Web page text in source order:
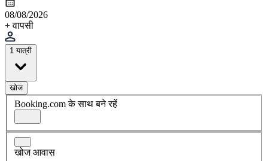
08/08/2026
+ वापसी
1 यात्री
खोज
Booking.com के साथ बने रहें
खोज आवास